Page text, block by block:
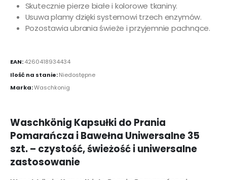
Skutecznie pierze białe i kolorowe tkaniny.
Usuwa plamy dzięki systemowi trzech enzymów.
Pozostawia ubrania świeże i przyjemnie pachnące.
EAN:4260418934434
Ilość na stanie:Niedostępne
Marka:Waschkonig
Waschkönig Kapsułki do Prania
Pomarańcza i Bawełna Uniwersalne 35
szt. – czystość, świeżość i uniwersalne
zastosowanie